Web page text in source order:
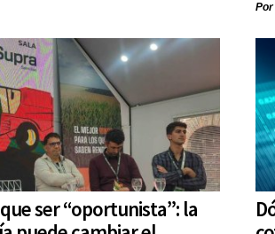
Por
ser “oportunista”: la